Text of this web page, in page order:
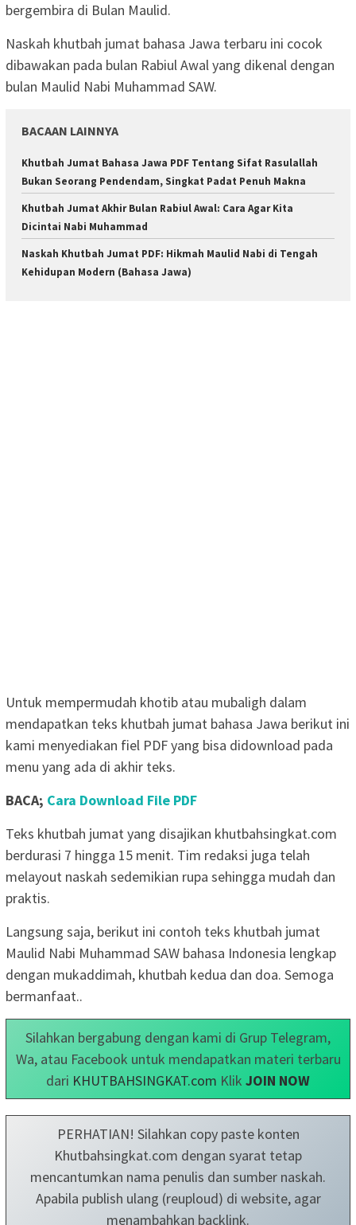
bergembira di Bulan Maulid.
Naskah khutbah jumat bahasa Jawa terbaru ini cocok
dibawakan pada bulan Rabiul Awal yang dikenal dengan
bulan Maulid Nabi Muhammad SAW.
BACAAN LAINNYA
Khutbah Jumat Bahasa Jawa PDF Tentang Sifat Rasulallah
Bukan Seorang Pendendam, Singkat Padat Penuh Makna
Khutbah Jumat Akhir Bulan Rabiul Awal: Cara Agar Kita
Dicintai Nabi Muhammad
Naskah Khutbah Jumat PDF: Hikmah Maulid Nabi di Tengah
Kehidupan Modern (Bahasa Jawa)
Untuk mempermudah khotib atau mubaligh dalam
mendapatkan teks khutbah jumat bahasa Jawa berikut ini
kami menyediakan fiel PDF yang bisa didownload pada
menu yang ada di akhir teks.
BACA; Cara Download File PDF
Teks khutbah jumat yang disajikan khutbahsingkat.com
berdurasi 7 hingga 15 menit. Tim redaksi juga telah
melayout naskah sedemikian rupa sehingga mudah dan
praktis.
Langsung saja, berikut ini contoh teks khutbah jumat
Maulid Nabi Muhammad SAW bahasa Indonesia lengkap
dengan mukaddimah, khutbah kedua dan doa. Semoga
bermanfaat..
Silahkan bergabung dengan kami di Grup Telegram,
Wa, atau Facebook untuk mendapatkan materi terbaru
dari KHUTBAHSINGKAT.com Klik JOIN NOW
PERHATIAN! Silahkan copy paste konten
Khutbahsingkat.com dengan syarat tetap
mencantumkan nama penulis dan sumber naskah.
Apabila publish ulang (reuploud) di website, agar
menambahkan backlink.